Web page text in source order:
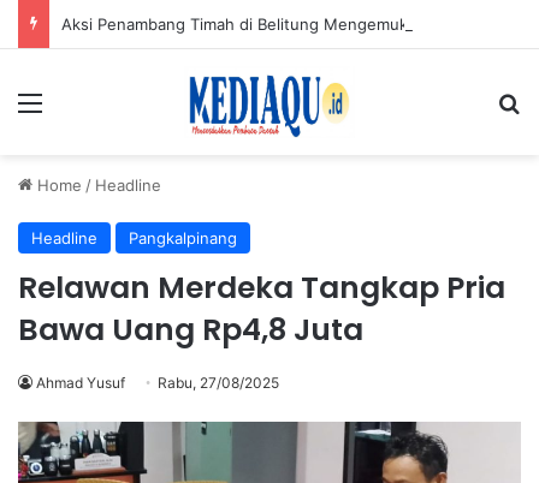
Menu
Home / Headline
Headline Pangkalpinang
Relawan Merdeka Tangkap Pria
Bawa Uang Rp4,8 Juta
Ahmad Yusuf Rabu, 27/08/2025